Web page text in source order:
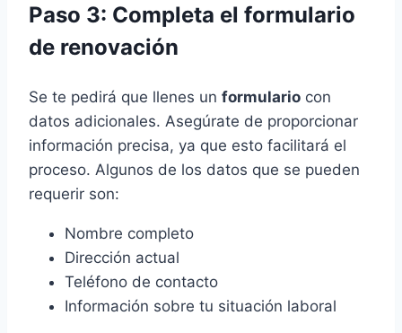
Paso 3: Completa el formulario
de renovación
Se te pedirá que llenes un formulario con
datos adicionales. Asegúrate de proporcionar
información precisa, ya que esto facilitará el
proceso. Algunos de los datos que se pueden
requerir son:
Nombre completo
Dirección actual
Teléfono de contacto
Información sobre tu situación laboral